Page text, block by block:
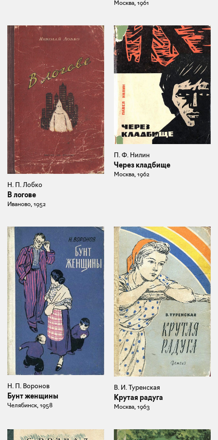
Москва, 1961
Н. П. Лобко
В логове
Иваново, 1952
П. Ф. Нилин
Через кладбище
Москва, 1962
Н. П. Воронов
Бунт женщины
Челябинск, 1958
В. И. Туренская
Крутая радуга
Москва, 1963